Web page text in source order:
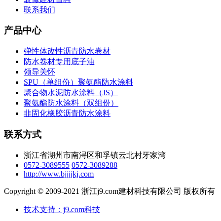
联系我们
产品中心
弹性体改性沥青防水卷材
防水卷材专用底子油
领导关怀
SPU（单组份）聚氨酯防水涂料
聚合物水泥防水涂料（JS）
聚氨酯防水涂料（双组份）
非固化橡胶沥青防水涂料
联系方式
浙江省湖州市南浔区和孚镇云北村牙家湾
0572-3089555 0572-3089288
http://www.bjjjjkj.com
Copyright © 2009-2021 浙江j9.com建材科技有限公司 版权所有
技术支持：j9.com科技